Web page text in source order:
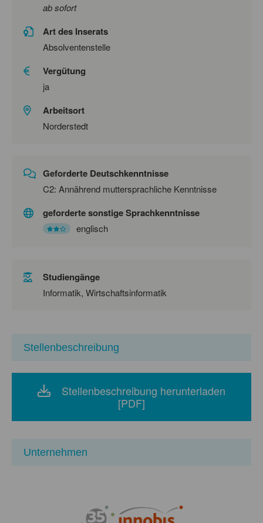
ab sofort
Art des Inserats
Absolventenstelle
Vergütung
ja
Arbeitsort
Norderstedt
Geforderte Deutschkenntnisse
C2: Annährend muttersprachliche Kenntnisse
geforderte sonstige Sprachkenntnisse
englisch
Studiengänge
Informatik, Wirtschaftsinformatik
Stellenbeschreibung
Stellenbeschreibung herunterladen
[PDF]
Unternehmen